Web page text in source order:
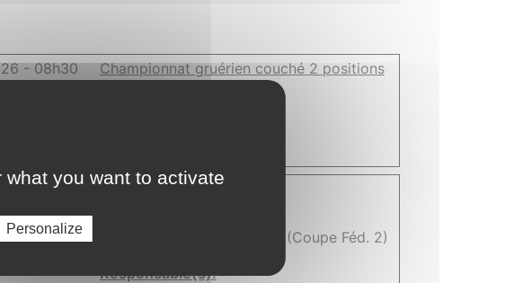
- 08h30
Championnat gruérien couché 2 positions
- 18h00
Tir
Coupe Fédération 2 + CI + (Coupe Féd. 2)
Responsable(s):
you want to activate
Personalize